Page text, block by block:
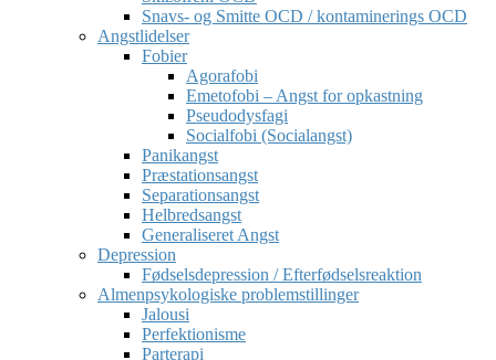
Snavs- og Smitte OCD / kontaminerings OCD
Angstlidelser
Fobier
Agorafobi
Emetofobi – Angst for opkastning
Pseudodysfagi
Socialfobi (Socialangst)
Panikangst
Præstationsangst
Separationsangst
Helbredsangst
Generaliseret Angst
Depression
Fødselsdepression / Efterfødselsreaktion
Almenpsykologiske problemstillinger
Jalousi
Perfektionisme
Parterapi